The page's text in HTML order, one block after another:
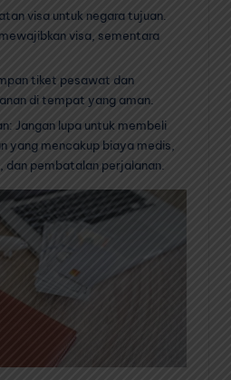
visa untuk negara tujuan.
visa, sementara
tiket pesawat dan
di tempat yang aman.
Jangan lupa untuk membeli
yang mencakup biaya medis,
dan pembatalan perjalanan.